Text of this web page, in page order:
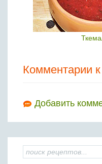
Комментарии
Добавить